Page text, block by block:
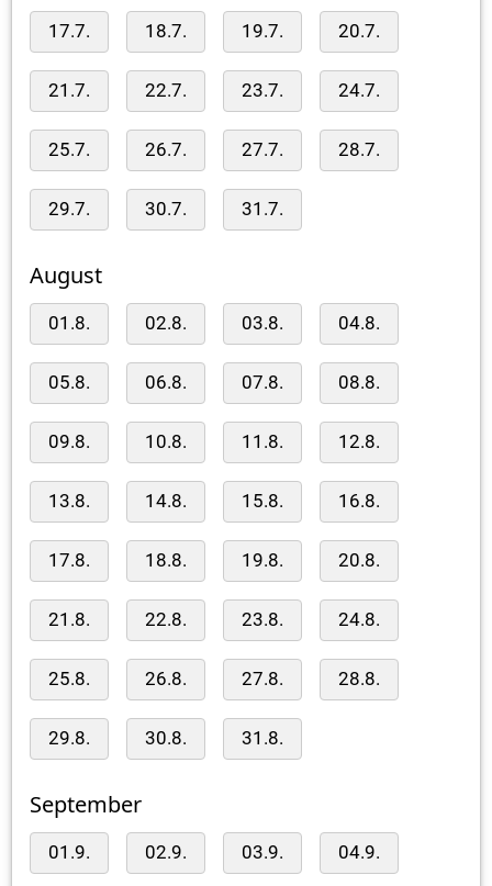
17.7. 18.7. 19.7. 20.7.
21.7. 22.7. 23.7. 24.7.
25.7. 26.7. 27.7. 28.7.
29.7. 30.7. 31.7.
August
01.8. 02.8. 03.8. 04.8.
05.8. 06.8. 07.8. 08.8.
09.8. 10.8. 11.8. 12.8.
13.8. 14.8. 15.8. 16.8.
17.8. 18.8. 19.8. 20.8.
21.8. 22.8. 23.8. 24.8.
25.8. 26.8. 27.8. 28.8.
29.8. 30.8. 31.8.
September
01.9. 02.9. 03.9. 04.9.